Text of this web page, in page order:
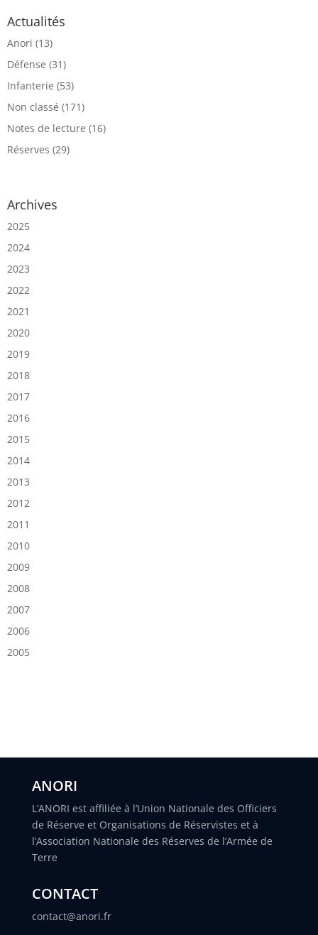
Actualités
Anori (13)
Défense (31)
Infanterie (53)
Non classé (171)
Notes de lecture (16)
Réserves (29)
Archives
2025
2024
2023
2022
2021
2020
2019
2018
2017
2016
2015
2014
2013
2012
2011
2010
2009
2008
2007
2006
2005
ANORI
L’ANORI est affiliée à l’Union Nationale des Officiers
de Réserve et Organisations de Réservistes et à
l’Association Nationale des Réserves de l’Armée de
Terre
CONTACT
contact@anori.fr